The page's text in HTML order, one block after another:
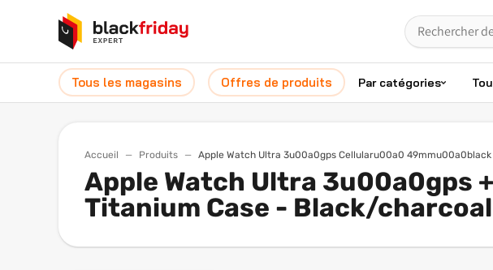
Tous les magasins Offres de produits Par catégories
Accueil Produits Apple Watch Ultra 3u00a0gps Cellularu00a0
Apple Watch Ultra 3u00a0gps
Titanium Case - Black/